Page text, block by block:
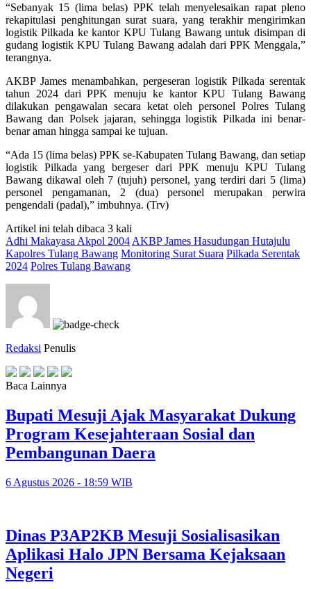
“Sebanyak 15 (lima belas) PPK telah menyelesaikan rapat pleno
rekapitulasi penghitungan surat suara, yang terakhir mengirimkan
logistik Pilkada ke kantor KPU Tulang Bawang untuk disimpan di
gudang logistik KPU Tulang Bawang adalah dari PPK Menggala,”
terangnya.
AKBP James menambahkan, pergeseran logistik Pilkada serentak
tahun 2024 dari PPK menuju ke kantor KPU Tulang Bawang
dilakukan pengawalan secara ketat oleh personel Polres Tulang
Bawang dan Polsek jajaran, sehingga logistik Pilkada ini benar-
benar aman hingga sampai ke tujuan.
“Ada 15 (lima belas) PPK se-Kabupaten Tulang Bawang, dan setiap
logistik Pilkada yang bergeser dari PPK menuju KPU Tulang
Bawang dikawal oleh 7 (tujuh) personel, yang terdiri dari 5 (lima)
personel pengamanan, 2 (dua) personel merupakan perwira
pengendali (padal),” imbuhnya. (Trv)
Artikel ini telah dibaca 3 kali
Adhi Makayasa Akpol 2004 AKBP James Hasudungan Hutajulu
Kapolres Tulang Bawang Monitoring Surat Suara Pilkada Serentak
2024 Polres Tulang Bawang
Redaksi Penulis
Baca Lainnya
Bupati Mesuji Ajak Masyarakat Dukung
Program Kesejahteraan Sosial dan
Pembangunan Daera
6 Agustus 2026 - 18:59 WIB
Dinas P3AP2KB Mesuji Sosialisasikan
Aplikasi Halo JPN Bersama Kejaksaan
Negeri